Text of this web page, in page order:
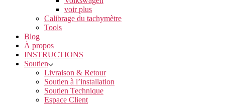
voir plus
Calibrage du tachymètre
Tools
Blog
À propos
INSTRUCTIONS
Soutien
Livraison & Retour
Soutien à l’installation
Soutien Technique
Espace Client